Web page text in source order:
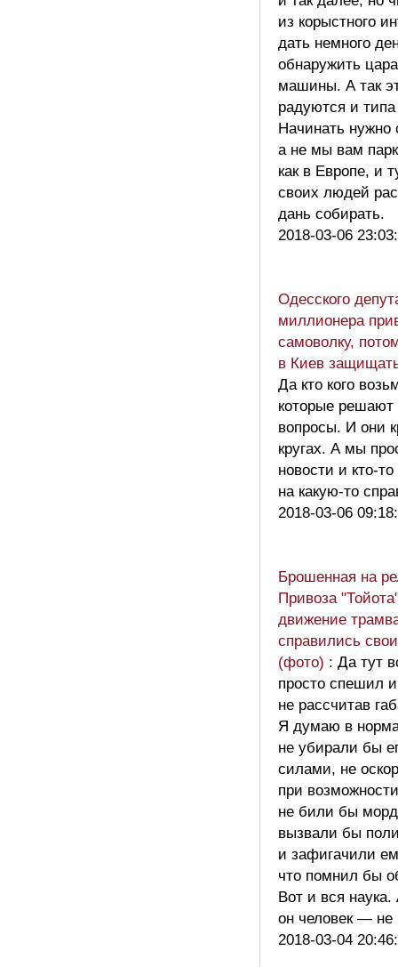
из корыстного
дать немного
обнаружить
машины. А так
радуются и типа
Начинать нужно
а не мы вам
как в Европе, и
своих людей
дань собирать.
2018-03-06
Одесского
миллионера
самоволку,
в Киев
Да кто кого
которые
вопросы. И они
кругах. А мы
новости и кто-
на какую-то
2018-03-06
Брошенная на
Привоза
движение
справились
(фото) : Да тут
просто спешил
не рассчитав
Я думаю в
не убирали бы
силами, не
при
не били бы
вызвали бы
и зафигачили
что помнил бы
Вот и вся наука.
он человек —
2018-03-04